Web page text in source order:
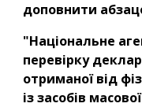
доповнити
"Національне
перевірку
отриманої від
із засобів